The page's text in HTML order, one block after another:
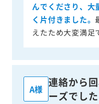
んでくださり、大
く片付きました。
えたため大変満足
A様
連絡から
ーズでした